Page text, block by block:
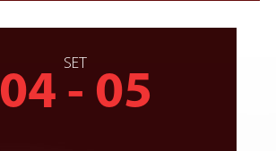
SET
04 - 05